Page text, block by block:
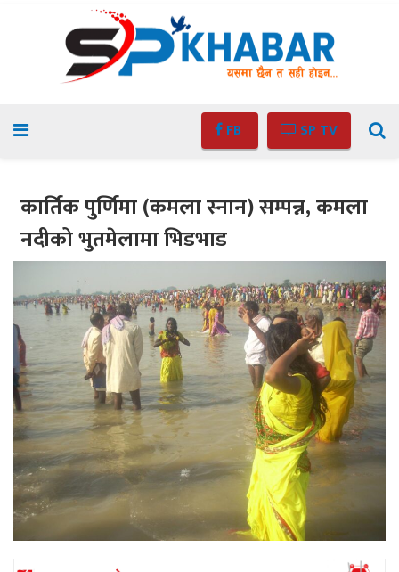
FB SP TV
कार्तिक पुर्णिमा (कमला स्नान) सम्पन्न, कमला
नदीको भुतमेलामा भिडभाड